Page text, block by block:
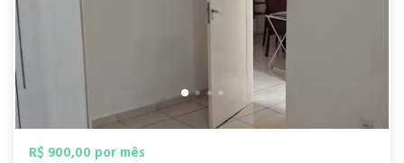
R$ 900,00 por mês